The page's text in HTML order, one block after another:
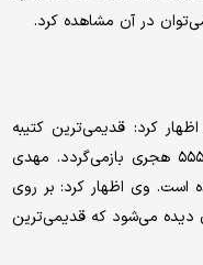
در آن مشاهده کرد.
کرد: قدیمی‌ترین کتیبه
تاریخ‌دار مسجد در گنبدخانه مربوط به سال ۵۵۳ هجری قمری است و کتیبه دیگر در ایوان جنوبی به سال ۵۵۵ هجری بازمی‌گردد. مهدی
در ایوان جنوبی نصب شده است. وی اظهار کرد: بر روی
دیده می‌شود که قدیمی‌ترین